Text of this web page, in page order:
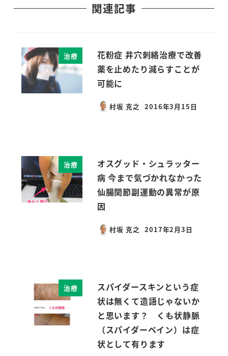
関連記事
治療
花粉症 井穴刺絡治療で改善
薬を止めたり減らすことが
可能に
村坂 克之
投稿日
2016年3月15日
治療
オスグッド・シュラッター
病 今まで気づかれなかった
仙腸関節副運動の異常が原
因
村坂 克之
投稿日
2017年2月3日
治療
スパイダースキンという症
状は無くて造語じゃないか
と思います？ くも状静脈
（スパイダーベイン）は症
状として有ります